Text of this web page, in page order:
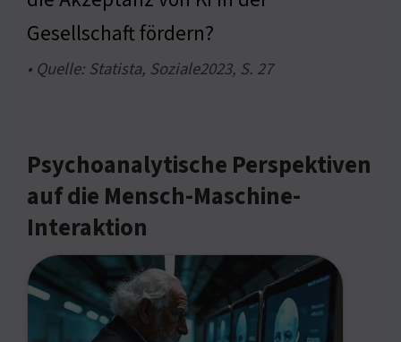
Gesellschaft fördern?
• Quelle: Statista, Soziale2023, S. 27
Psychoanalytische Perspektiven
auf die Mensch-Maschine-
Interaktion